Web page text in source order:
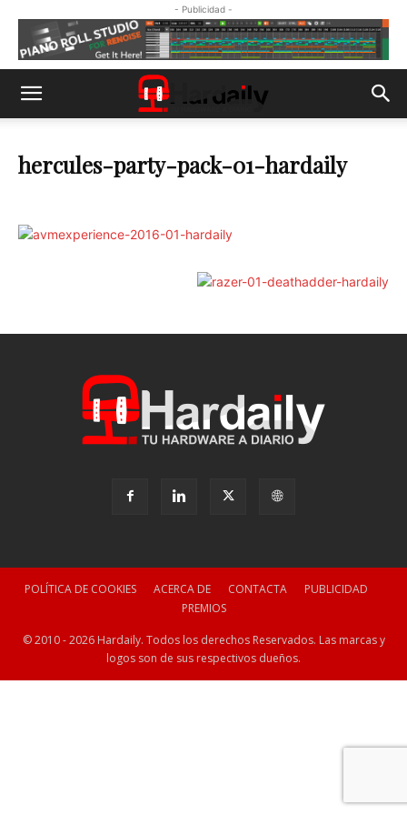
- Publicidad -
hercules-party-pack-01-hardaily
POLÍTICA DE COOKIES ACERCA DE CONTACTA
PUBLICIDAD
PREMIOS
© 2010 - 2026 Hardaily. Todos los derechos Reservados. Las marcas y
logos son de sus respectivos dueños.